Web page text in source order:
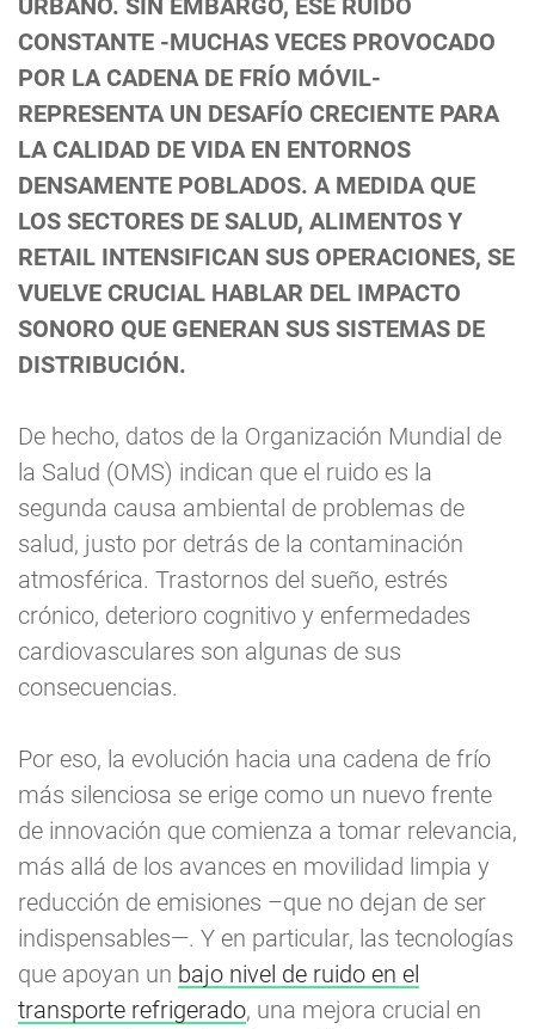
CONSTANTE -MUCHAS VECES PROVOCADO
POR LA CADENA DE FRÍO MÓVIL-
REPRESENTA UN DESAFÍO CRECIENTE PARA
LA CALIDAD DE VIDA EN ENTORNOS
DENSAMENTE POBLADOS. A MEDIDA QUE
LOS SECTORES DE SALUD, ALIMENTOS Y
RETAIL INTENSIFICAN SUS OPERACIONES, SE
VUELVE CRUCIAL HABLAR DEL IMPACTO
SONORO QUE GENERAN SUS SISTEMAS DE
DISTRIBUCIÓN.
De hecho, datos de la Organización Mundial de
la Salud (OMS) indican que el ruido es la
segunda causa ambiental de problemas de
salud, justo por detrás de la contaminación
atmosférica. Trastornos del sueño, estrés
crónico, deterioro cognitivo y enfermedades
cardiovasculares son algunas de sus
consecuencias.
Por eso, la evolución hacia una cadena de frío
más silenciosa se erige como un nuevo frente
de innovación que comienza a tomar relevancia,
más allá de los avances en movilidad limpia y
reducción de emisiones –que no dejan de ser
indispensables—. Y en particular, las tecnologías
que apoyan un bajo nivel de ruido en el
transporte refrigerado, una mejora crucial en